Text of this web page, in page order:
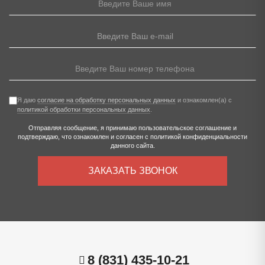
Я даю согласие на обработку персональных данных и ознакомлен(а) с
политикой обработки персональных данных
Отправляя сообщение, я принимаю пользовательское соглашение и
подтверждаю, что ознакомлен и согласен с политикой конфиденциальности
данного сайта.
ЗАКАЗАТЬ ЗВОНОК
8 (831) 435-10-21